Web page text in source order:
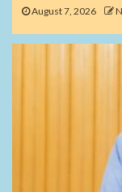
August 7, 2026